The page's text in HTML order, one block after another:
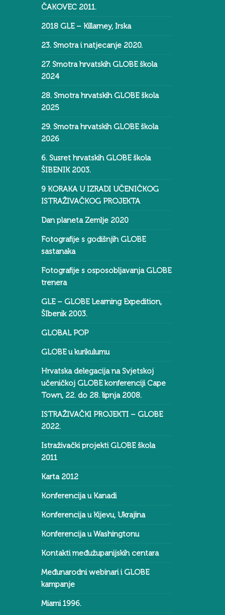
ČAKOVEC 2011.
2018 GLE – Killarney, Irska
23. Smotra i natjecanje 2020.
27. Smotra hrvatskih GLOBE škola
2024
28. Smotra hrvatskih GLOBE škola
2025
29. Smotra hrvatskih GLOBE škola
2026
6. Susret hrvatskih GLOBE škola
ŠIBENIK 2003.
9 KORAKA U IZRADI UČENIČKOG
ISTRAŽIVAČKOG PROJEKTA
Dan planeta Zemlje 2020
Fotografije s godišnjih GLOBE
sastanaka
Fotografije s osposobljavanja GLOBE
trenera
GLE – GLOBE Learning Expedition,
ŠIbenik 2003.
GLOBAL POP
GLOBE u kurikulumu
Hrvatska delegacija na Svjetskoj
učeničkoj GLOBE konferenciji Cape
Town, 22. do 28. lipnja 2008.
ISTRAŽIVAČKI PROJEKTI – GLOBE
2022.
Istraživački projekti GLOBE škola
2011
Karta 2012
Konferencija u Kanadi
Konferencija u Kijevu, Ukrajina
Konferencija u Washingtonu
Kontakti međužupanijskih centara
Međunarodni webinari i GLOBE
kampanje
Miami 1996.